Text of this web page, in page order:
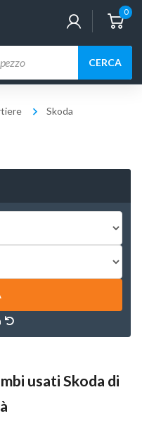
0
CERCA
Skoda
usati Skoda di